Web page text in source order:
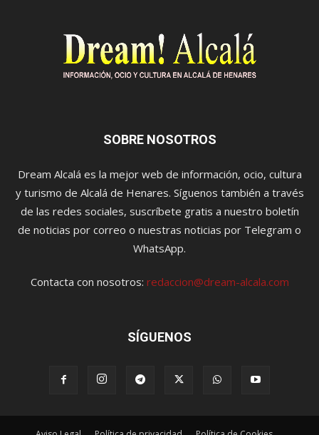
SOBRE NOSOTROS
Dream Alcalá es la mejor web de información, ocio, cultura
y turismo de Alcalá de Henares. Síguenos también a través
de las redes sociales, suscríbete gratis a nuestro boletín
de noticias por correo o nuestras noticias por Telegram o
WhatsApp.
Contacta con nosotros: redaccion@dream-alcala.com
SÍGUENOS